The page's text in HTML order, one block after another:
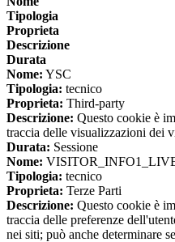
Tipologia
Proprieta
Descrizione
Durata
Nome: YSC
Tipologia: tecnico
Proprieta: Third-party
Descrizione: Questo cookie è
traccia delle visualizzazioni dei
Durata: Sessione
Nome:
Tipologia: tecnico
Proprieta: Terze Parti
Descrizione: Questo cookie è
traccia delle preferenze
nei siti; può anche determinare